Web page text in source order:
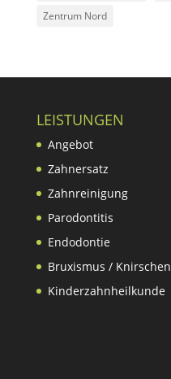
Zentrum Nord
LEISTUNGEN
Angebot
Zahnersatz
Zahnreinigung
Parodontitis
Endodontie
Bruxismus / Knirschen
Kinderzahnheilkunde